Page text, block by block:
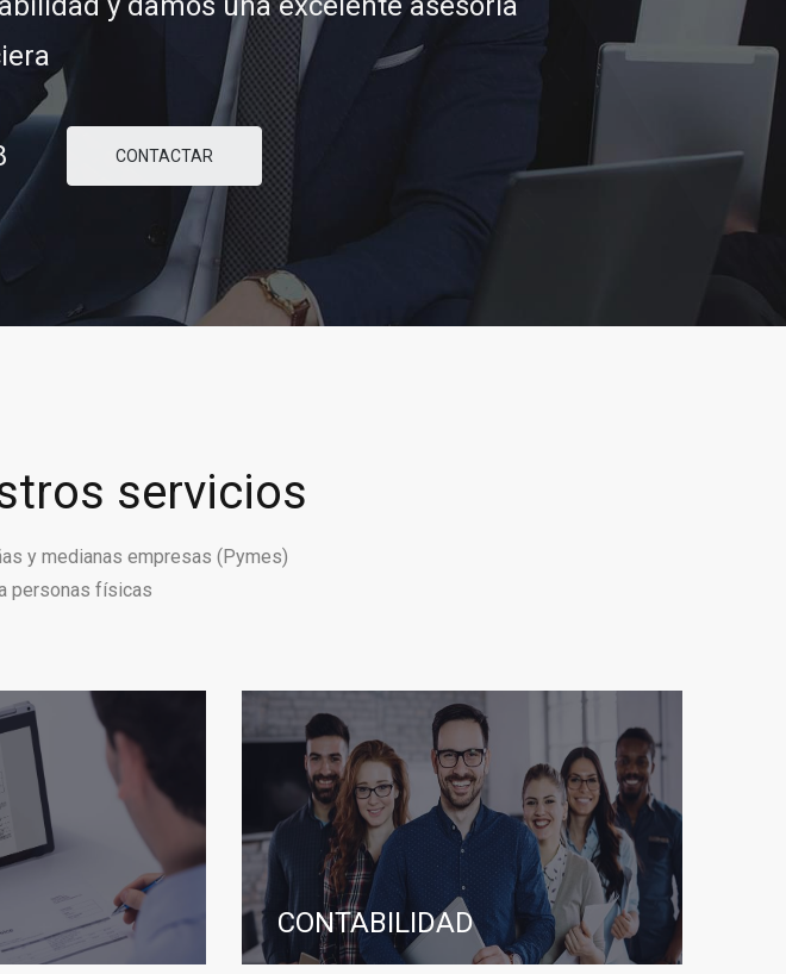
CONTACTAR
servicios
y medianas empresas (Pymes)
personas físicas
CONTABILIDAD